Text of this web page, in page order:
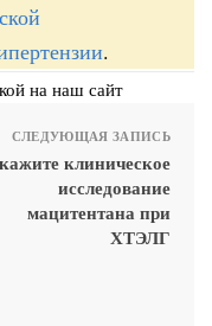
.
на наш сайт
СЛЕДУЮЩАЯ ЗАПИСЬ
клиническое
исследование
мацитентана при
ХТЭЛГ